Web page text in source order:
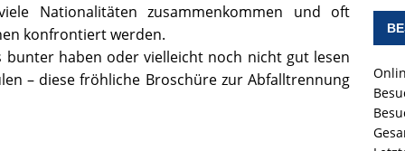
Nationalitäten zusammenkommen und oft
konfrontiert werden.
bunter haben oder vielleicht noch nicht gut lesen
– diese fröhliche Broschüre zur Abfalltrennung